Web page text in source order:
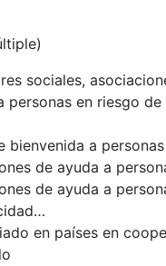
sociales,
personas en riesgo
bienvenida a
de ayuda a
de ayuda a
en países en